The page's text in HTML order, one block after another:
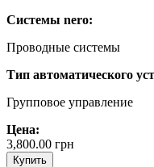
Системы nero:
Проводные системы
Тип автоматического
Групповое управление
Цена:
3,800.00 грн
Купить